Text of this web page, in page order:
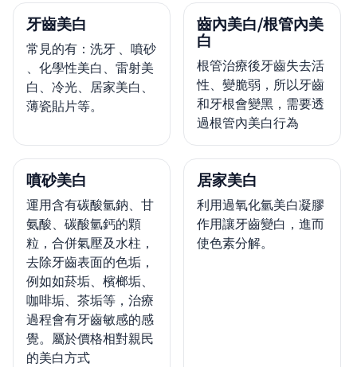
牙齒美白
常見的有：洗牙 、噴砂
、化學性美白、雷射美
白、冷光、居家美白、
薄瓷貼片等。
齒內美白/根管內美
白
根管治療後牙齒失去活
性、變脆弱，所以牙齒
和牙根會變黑，需要透
過根管內美白行為
噴砂美白
運用含有碳酸氫鈉、甘
氨酸、碳酸氫鈣的顆
粒，合併氣壓及水柱，
去除牙齒表面的色垢，
例如如菸垢、檳榔垢、
咖啡垢、茶垢等，治療
過程會有牙齒敏感的感
覺。屬於價格相對親民
的美白方式
居家美白
利用過氧化氫美白凝膠
作用讓牙齒變白，進而
使色素分解。